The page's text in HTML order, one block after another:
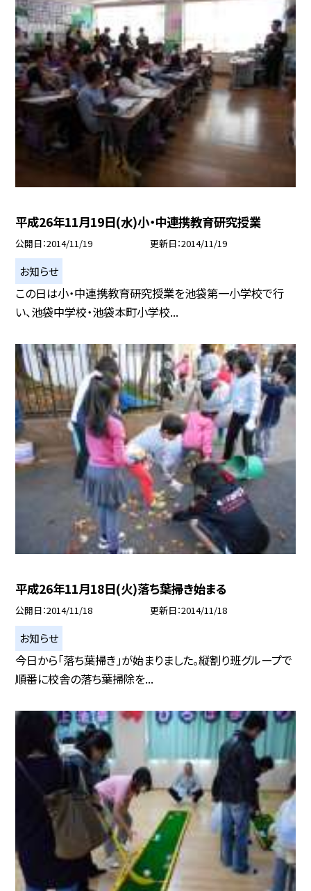
平成26年11月19日(水)小・中連携教育研究授業
公開日 2014/11/19 更新日 2014/11/19
お知らせ
この日は小・中連携教育研究授業を池袋第一小学校で行
い、池袋中学校・池袋本町小学校...
平成26年11月18日(火)落ち葉掃き始まる
公開日 2014/11/18 更新日 2014/11/18
お知らせ
今日から「落ち葉掃き」が始まりました。縦割り班グループで
順番に校舎の落ち葉掃除を...